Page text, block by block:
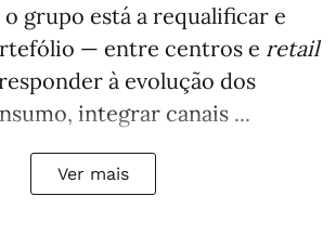
grupo está a requalificar e
— entre centros e retail
à evolução dos
integrar canais ...
Ver mais